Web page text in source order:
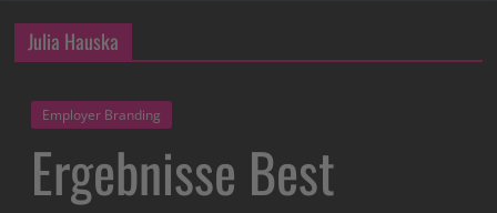
Julia Hauska
Employer Branding
Ergebnisse Best